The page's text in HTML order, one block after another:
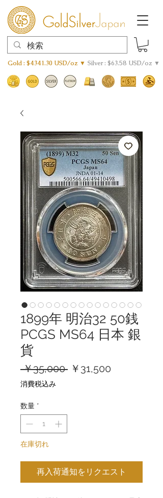
Gold : $4341.30 USD/oz ▼ Silver : $63.58 USD/oz ▼
1899年 明治32 50銭
PCGS MS64 日本 銀
貨
￥35,000 通￥31,500
消費税込み
数量 *
在庫切れ
再入荷通知をリクエスト